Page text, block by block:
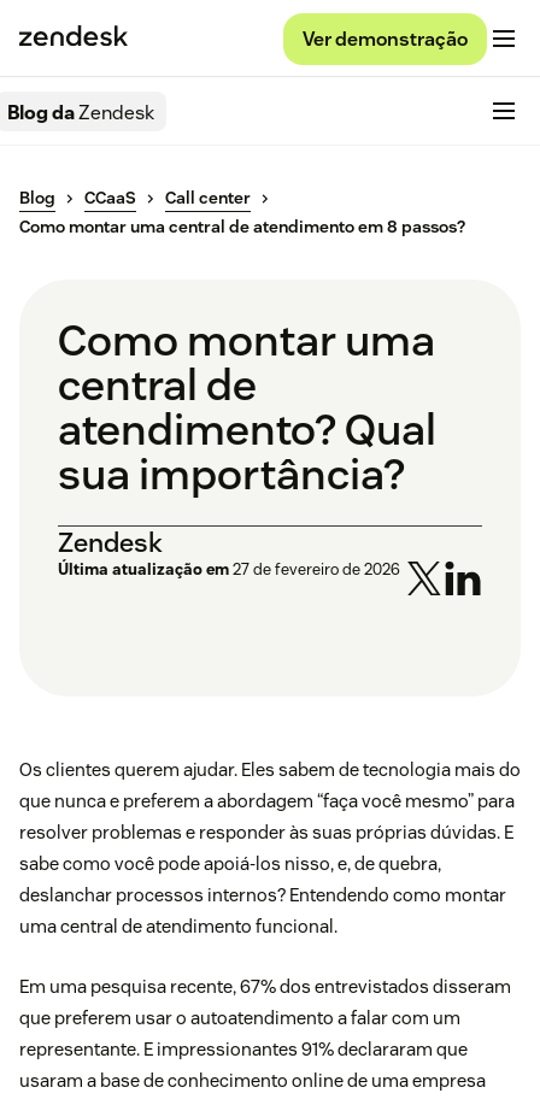
Ver demonstração
Blog daZendesk
Blog CCaaS
Call center
Como montar uma central de atendimento em 8 passos?
Como montar uma
central de
atendimento? Qual
sua importância?
Zendesk
Última atualização em27 de fevereiro de 2026
Os clientes querem ajudar. Eles sabem de tecnologia mais do
que nunca e preferem a abordagem “faça você mesmo” para
resolver problemas e responder às suas próprias dúvidas. E
sabe como você pode apoiá-los nisso, e, de quebra,
deslanchar processos internos? Entendendo como montar
uma central de atendimento funcional.
Em uma pesquisa recente, 67% dos entrevistados disseram
que preferem usar o autoatendimento a falar com um
representante. E impressionantes 91% declararam que
usaram a base de conhecimento online de uma empresa